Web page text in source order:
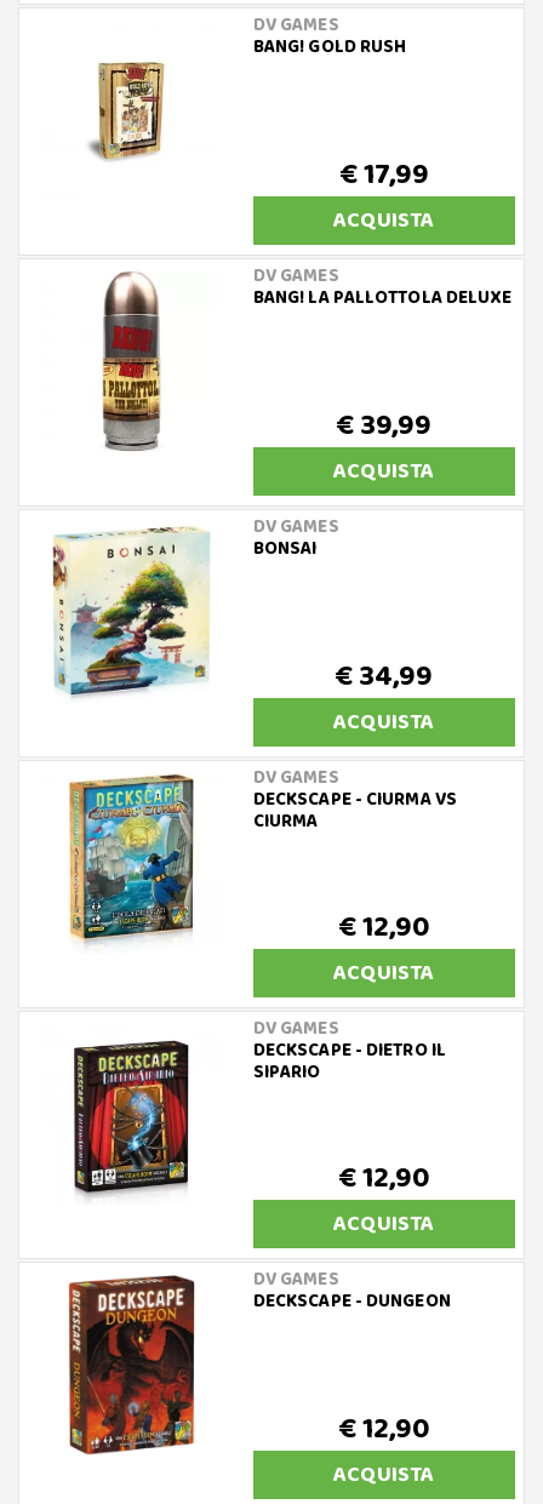
DV GAMES
BANG! GOLD RUSH
€ 17,99
ACQUISTA
DV GAMES
BANG! LA PALLOTTOLA DELUXE
€ 39,99
ACQUISTA
DV GAMES
BONSAI
€ 34,99
ACQUISTA
DV GAMES
DECKSCAPE - CIURMA VS
CIURMA
€ 12,90
ACQUISTA
DV GAMES
DECKSCAPE - DIETRO IL
SIPARIO
€ 12,90
ACQUISTA
DV GAMES
DECKSCAPE - DUNGEON
€ 12,90
ACQUISTA